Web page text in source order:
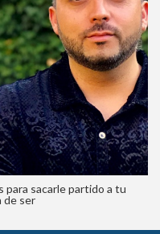
sacarle partido a tu
ser